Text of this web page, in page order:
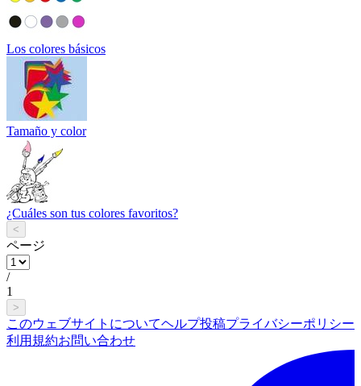
Los colores básicos
Tamaño y color
¿Cuáles son tus colores favoritos?
<
ページ
/
1
>
このウェブサイトについてヘルプ投稿プライバシーポリシー
利用規約お問い合わせ